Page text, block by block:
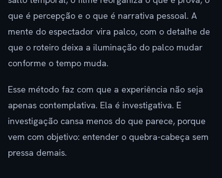
que é percepção e o que é narrativa pessoal. A
mente do espectador vira palco, com o detalhe de
que o roteiro deixa a iluminação do palco mudar
conforme o tempo muda.
Esse método faz com que a experiência não seja
apenas contemplativa. Ela é investigativa. E
investigação cansa menos do que parece, porque
vem com objetivo: entender o quebra-cabeça sem
pressa demais.